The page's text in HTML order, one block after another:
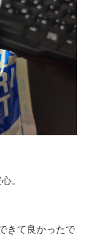
。
きて良かったで